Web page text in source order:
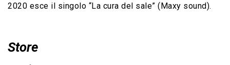
2020 esce il singolo “La cura del sale” (Maxy sound).
Store